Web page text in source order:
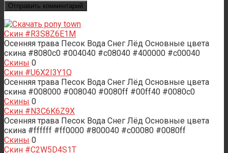
Скин #R3S8Z6E1M
Осенняя трава Песок Вода Снег Лёд Основные цвета
скина #8080c0 #004040 #c08040 #400000 #c00040
Скины 0
Скин #U6X2I3Y1Q
Осенняя трава Песок Вода Снег Лёд Основные цвета
скина #008000 #008040 #0080ff #00ff40 #0080c0
Скины 0
Скин #N3C6K6Z9X
Осенняя трава Песок Вода Снег Лёд Основные цвета
скина #ffffff #ff0000 #800040 #c00080 #0080ff
Скины 0
Скин #C2W5D4S1T